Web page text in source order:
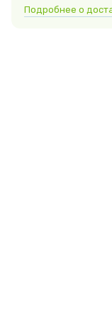
Подробнее о